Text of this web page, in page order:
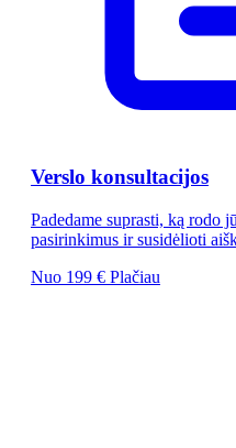
Verslo konsultacijos
Padedame suprasti, ką rodo
pasirinkimus ir susidėlioti
Nuo 199 € Plačiau